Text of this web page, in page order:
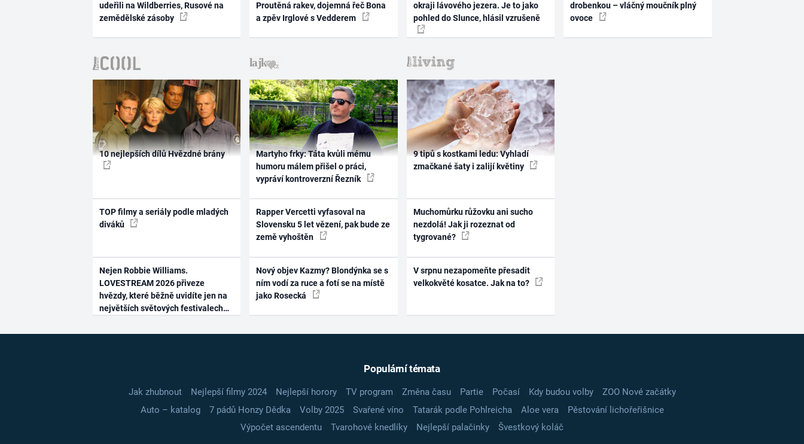
udeřili na Wildberries, Rusové na
zemědělské zásoby
Proutěná rakev, dojemná řeč Bona
a zpěv Irglové s Vedderem
okraji lávového jezera. Je to jako
pohled do Slunce, hlásil vzrušeně
drobenkou – vláčný moučník plný
ovoce
10 nejlepších dílů Hvězdné brány
TOP filmy a seriály podle mladých
diváků
Nejen Robbie Williams.
LOVESTREAM 2026 přiveze
hvězdy, které běžně uvidíte jen na
největších světových festivalech
Martyho frky: Táta kvůli mému
humoru málem přišel o práci,
vypráví kontroverzní Řezník
Rapper Vercetti vyfasoval na
Slovensku 5 let vězení, pak bude ze
země vyhoštěn
Nový objev Kazmy? Blondýnka se s
ním vodí za ruce a fotí se na místě
jako Rosecká
9 tipů s kostkami ledu: Vyhladí
zmačkané šaty i zalijí květiny
Muchomůrku růžovku ani sucho
nezdolá! Jak ji rozeznat od
tygrované?
V srpnu nezapomeňte přesadit
velkokvěté kosatce. Jak na to?
Populární témata
Jak zhubnout Nejlepší filmy 2024 Nejlepší horory TV program Změna času Partie Počasí Kdy budou volby
ZOO Nové začátky
Auto – katalog
7 pádů Honzy Dědka Volby 2025 Svařené víno Tatarák podle Pohlreicha Aloe vera
Pěstování lichořeřišnice
Výpočet ascendentu
Tvarohové knedlíky Nejlepší palačinky Švestkový koláč